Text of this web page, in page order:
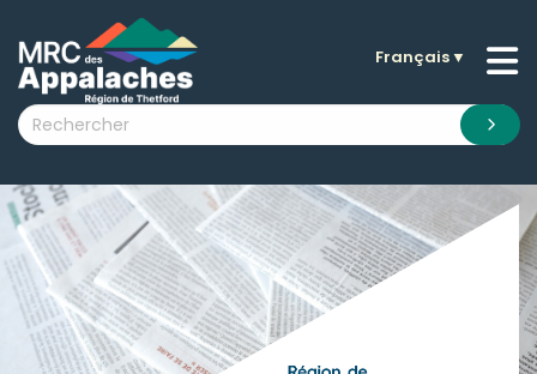
submenu (La MRC )
submenu (Citoyens )
submenu (Visiteurs )
submenu (Nouvelles )
submenu (Documentation )
Français▼